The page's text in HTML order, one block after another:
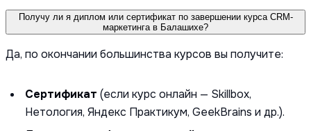
Получу ли я диплом или сертификат по завершении курса CRM-
маркетинга в Балашихе?
Да, по окончании большинства курсов вы получите:
Сертификат (если курс онлайн — Skillbox,
Нетология, Яндекс Практикум, GeekBrains и др.).